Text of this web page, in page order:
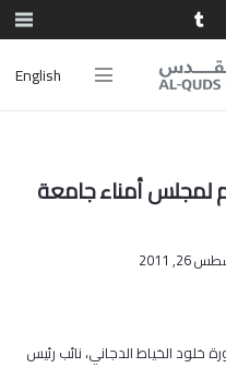
English
لمجلس أمناء جامعة
2011
خلود الخياط الدجاني، نائب رئيس